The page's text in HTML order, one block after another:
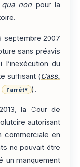
non pour la
septembre 2007
sans préavis
du
suffisant (Cass.
l'arrêt▾ ).
la Cour de
autorisant
commerciale en
ne pouvait être
un manquement